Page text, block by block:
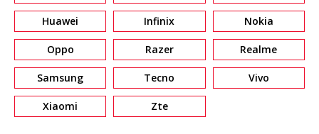
Huawei Infinix Nokia
Oppo Razer Realme
Samsung Tecno Vivo
Xiaomi Zte